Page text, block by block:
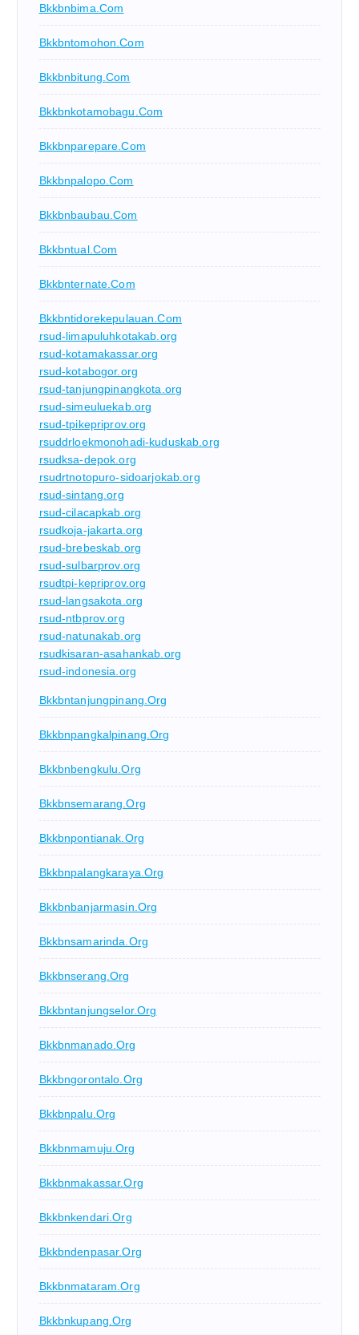
Bkkbnbima.com
Bkkbntomohon.com
Bkkbnbitung.com
Bkkbnkotamobagu.com
Bkkbnparepare.com
Bkkbnpalopo.com
Bkkbnbaubau.com
Bkkbntual.com
Bkkbnternate.com
Bkkbntidorekepulauan.com
rsud-limapuluhkotakab.org
rsud-kotamakassar.org
rsud-kotabogor.org
rsud-tanjungpinangkota.org
rsud-simeuluekab.org
rsud-tpikepriprov.org
rsuddrloekmonohadi-kuduskab.org
rsudksa-depok.org
rsudrtnotopuro-sidoarjokab.org
rsud-sintang.org
rsud-cilacapkab.org
rsudkoja-jakarta.org
rsud-brebeskab.org
rsud-sulbarprov.org
rsudtpi-kepriprov.org
rsud-langsakota.org
rsud-ntbprov.org
rsud-natunakab.org
rsudkisaran-asahankab.org
rsud-indonesia.org
Bkkbntanjungpinang.org
Bkkbnpangkalpinang.org
Bkkbnbengkulu.org
Bkkbnsemarang.org
Bkkbnpontianak.org
Bkkbnpalangkaraya.org
Bkkbnbanjarmasin.org
Bkkbnsamarinda.org
Bkkbnserang.org
Bkkbntanjungselor.org
Bkkbnmanado.org
Bkkbngorontalo.org
Bkkbnpalu.org
Bkkbnmamuju.org
Bkkbnmakassar.org
Bkkbnkendari.org
Bkkbndenpasar.org
Bkkbnmataram.org
Bkkbnkupang.org